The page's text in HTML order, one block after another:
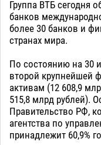
Группа ВТБ сегодня
банков
более 30 банков и
странах мира.
По состоянию на 30
второй крупнейшей
активам (12 608,9
515,8 млрд рублей).
Правительство РФ,
агентства по
принадлежит 60,9%